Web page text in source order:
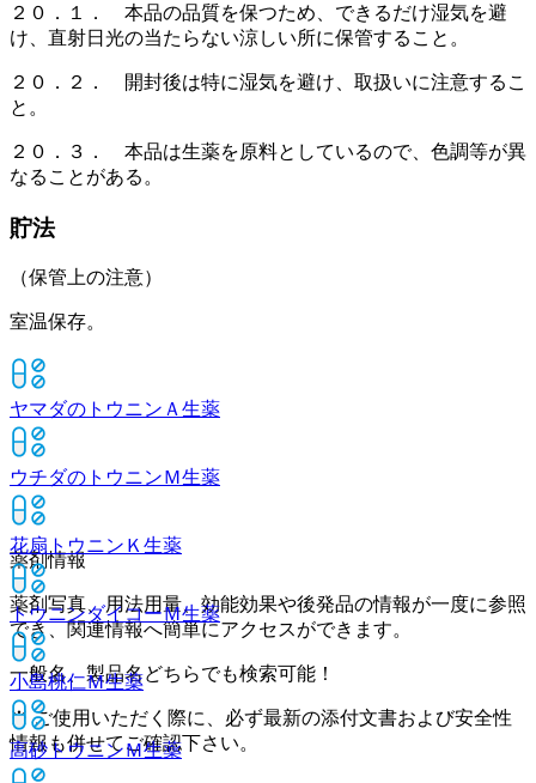
２０．１． 本品の品質を保つため、できるだけ湿気を避
け、直射日光の当たらない涼しい所に保管すること。
２０．２． 開封後は特に湿気を避け、取扱いに注意するこ
と。
２０．３． 本品は生薬を原料としているので、色調等が異
なることがある。
貯法
（保管上の注意）
室温保存。
ヤマダのトウニンＡ 生薬
ウチダのトウニンＭ生薬
花扇トウニンＫ 生薬
トウニンダイコーＭ生薬
小島桃仁Ｍ生薬
高砂トウニンＭ生薬
薬剤情報
薬剤写真、用法用量、効能効果や後発品の情報が一度に参照
でき、関連情報へ簡単にアクセスができます。
一般名、製品名どちらでも検索可能！
※ ご使用いただく際に、必ず最新の添付文書および安全性
情報も併せてご確認下さい。